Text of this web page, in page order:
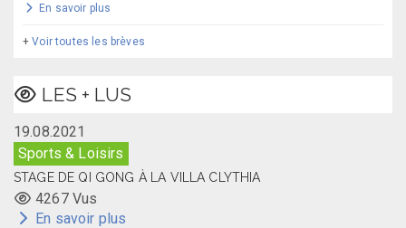
En savoir plus
+Voir toutes les brèves
LES + LUS
19.08.2021
Sports & Loisirs
STAGE DE QI GONG À LA VILLA CLYTHIA
4267 Vus
En savoir plus